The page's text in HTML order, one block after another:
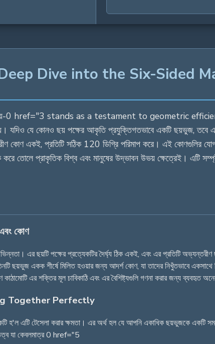
Dive into the Six-Sided
ছয়-0 href="3 stands as a testament to geometric
যদিও যে কোনও ছয় পক্ষের আকৃতি প্রযুক্তিগতভাবে একটি ছয়ভুজ, তবে
কোণ একই, প্রতিটি সঠিক 120 ডিগ্রি পরিমাপ করে। এই
তোলে প্রাকৃতিক বিশ্ব এবং মানুষের উদ্ভাবন উভয় ক্ষেত্রেই। এটি
এবং কোণ
এর ছয়টি পক্ষের প্রত্যেকটির দৈর্ঘ্য ঠিক একই, এবং এর প্রতিটি
ছয়ভুজ একক শীর্ষে মিলিত হওয়ার জন্য আদর্শ কোণ, যা তাদের নিখুঁতভাবে
কাঠামোটি এর শক্তির মূল চাবিকাঠি এবং এর বৈশিষ্ট্যগুলি গণনা করার জন্য ব্যবহৃত
Together Perfectly
হ'ল এটি টেসেলা করার ক্ষমতা। এর অর্থ হল যে আপনি একাধিক ছয়ভুজকে একটি
যা কেবলমাত্র 0 href="5